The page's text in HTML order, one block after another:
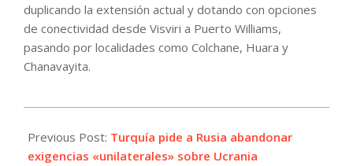
duplicando la extensión actual y dotando con opciones
de conectividad desde Visviri a Puerto Williams,
pasando por localidades como Colchane, Huara y
Chanavayita.
12-
27
Previous Post: Turquía pide a Rusia abandonar
exigencias «unilaterales» sobre Ucrania